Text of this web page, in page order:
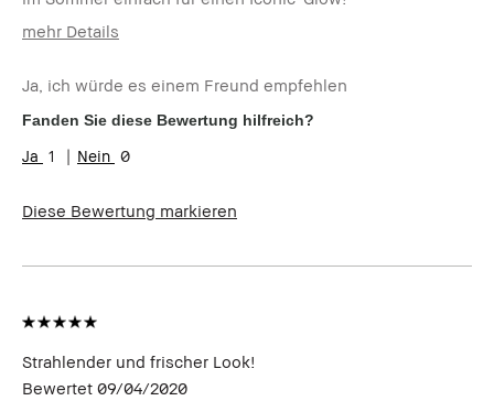
mehr Details
Hauttyp
Normal
Hautton
Hell - Mittel
Hautbedürfnis(se)
Ja, ich würde es einem Freund empfehlen
Fanden Sie diese Bewertung hilfreich?
1 0
Diese Bewertung markieren
Strahlender und frischer Look!
Bewertet 09/04/2020